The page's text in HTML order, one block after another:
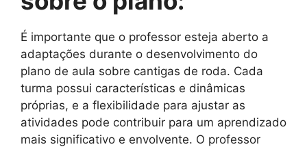
É importante que o professor esteja aberto a
adaptações durante o desenvolvimento do
plano de aula sobre cantigas de roda. Cada
turma possui características e dinâmicas
próprias, e a flexibilidade para ajustar as
atividades pode contribuir para um aprendizado
mais significativo e envolvente. O professor